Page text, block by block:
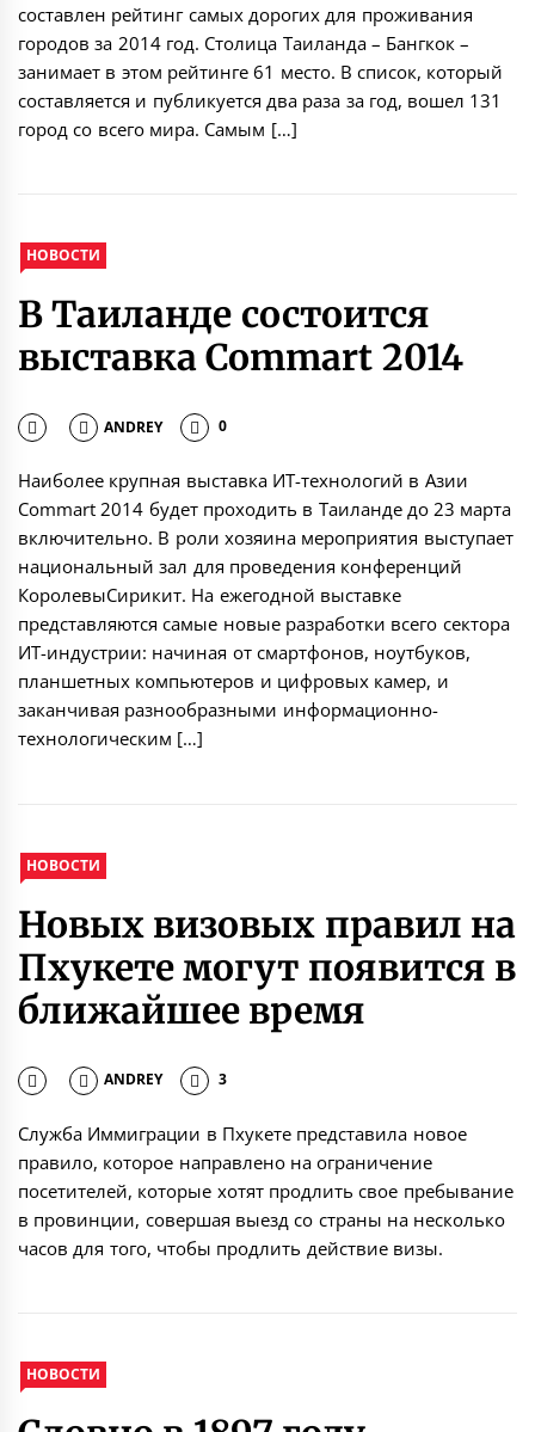
составлен рейтинг самых дорогих для проживания
городов за 2014 год. Столица Таиланда – Бангкок –
занимает в этом рейтинге 61 место. В список, который
составляется и публикуется два раза за год, вошел 131
город со всего мира. Самым […]
НОВОСТИ
В Таиланде состоится
выставка Commart 2014
ANDREY 0
Наиболее крупная выставка ИТ-технологий в Азии
Commart 2014 будет проходить в Таиланде до 23 марта
включительно. В роли хозяина мероприятия выступает
национальный зал для проведения конференций
КоролевыСирикит. На ежегодной выставке
представляются самые новые разработки всего сектора
ИТ-индустрии: начиная от смартфонов, ноутбуков,
планшетных компьютеров и цифровых камер, и
заканчивая разнообразными информационно-
технологическим […]
НОВОСТИ
Новых визовых правил на
Пхукете могут появится в
ближайшее время
ANDREY 3
Служба Иммиграции в Пхукете представила новое
правило, которое направлено на ограничение
посетителей, которые хотят продлить свое пребывание
в провинции, совершая выезд со страны на несколько
часов для того, чтобы продлить действие визы.
НОВОСТИ